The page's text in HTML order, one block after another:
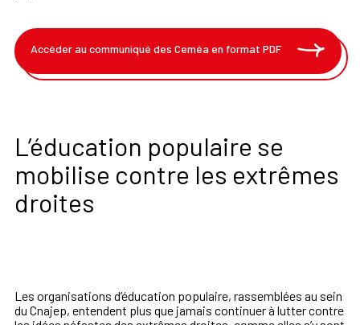
Accéder au communiqué des Ceméa en format PDF
L’éducation populaire se
mobilise contre les extrêmes
droites
Les organisations d’éducation populaire, rassemblées au sein
du Cnajep, entendent plus que jamais continuer à lutter contre